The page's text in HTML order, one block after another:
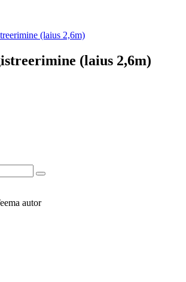
(laius 2,6m)
(laius 2,6m)
autor